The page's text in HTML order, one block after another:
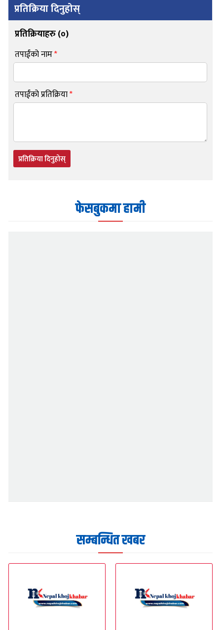
प्रतिक्रिया दिनुहोस्
प्रतिक्रियाहरु (०)
तपाईंको नाम*
तपाईंको प्रतिक्रिया*
प्रतिक्रिया दिनुहोस्
फेसबुकमा हामी
सम्बन्धित खबर